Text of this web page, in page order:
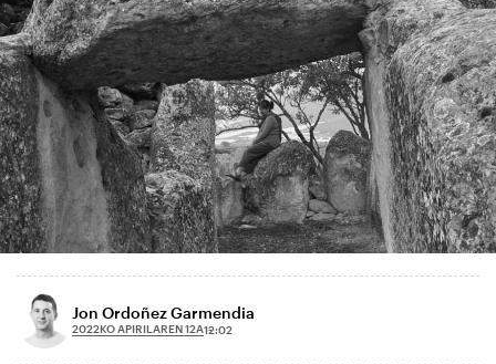
Jon Ordoñez Garmendia
2022KO APIRILAREN 12A12:02